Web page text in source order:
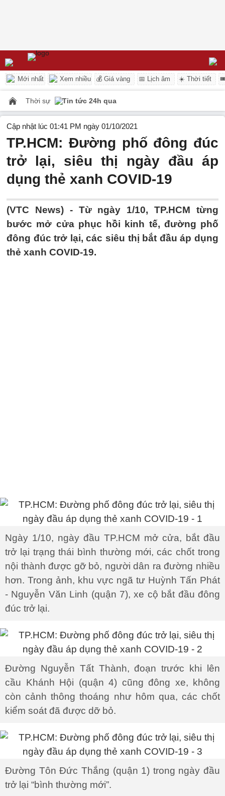
Mới nhất Xem nhiều 💰 Giá vàng 📅 Lịch âm ☀️ Thời tiết
Thời sự Tin tức 24h qua
Cập nhật lúc 01:41 PM ngày 01/10/2021
TP.HCM: Đường phố đông đúc
trở lại, siêu thị ngày đầu áp
dụng thẻ xanh COVID-19
(VTC News) - Từ ngày 1/10, TP.HCM từng
bước mở cửa phục hồi kinh tế, đường phố
đông đúc trở lại, các siêu thị bắt đầu áp dụng
thẻ xanh COVID-19.
Ngày 1/10, ngày đầu TP.HCM mở cửa, bắt đầu
trở lại trạng thái bình thường mới, các chốt trong
nội thành được gỡ bỏ, người dân ra đường nhiều
hơn. Trong ảnh, khu vực ngã tư Huỳnh Tấn Phát
- Nguyễn Văn Linh (quận 7), xe cộ bắt đầu đông
đúc trở lại.
Đường Nguyễn Tất Thành, đoạn trước khi lên
cầu Khánh Hội (quận 4) cũng đông xe, không
còn cảnh thông thoáng như hôm qua, các chốt
kiểm soát đã được dỡ bỏ.
Đường Tôn Đức Thắng (quận 1) trong ngày đầu
trở lại “bình thường mới”.